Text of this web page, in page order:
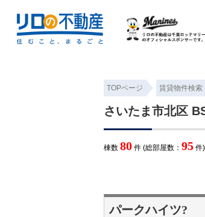
TOPページ 賃貸物件検索
さいたま市北区
棟数 80 件 (総部屋数： 95
パークハイツ?